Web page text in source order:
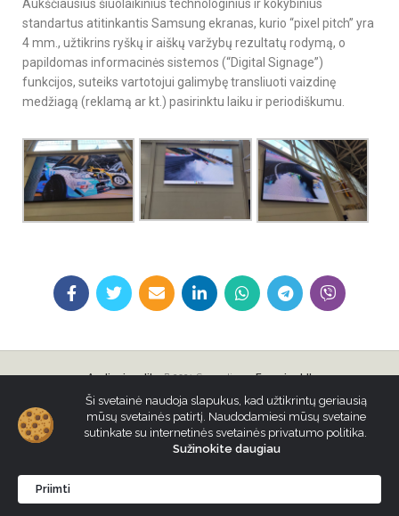
Aukščiausius šiuolaikinius technologinius ir kokybinius
standartus atitinkantis Samsung ekranas, kurio “pixel pitch” yra
4 mm., užtikrins ryškų ir aiškų varžybų rezultatų rodymą, o
papildomas informacinės sistemos (“Digital Signage”)
funkcijos, suteiks vartotojui galimybę transliuoti vaizdinę
medžiagą (reklamą ar kt.) pasirinktu laiku ir periodiškumu.
Audiovizualika 2021 SprendimasE-project.lt
Ši svetainė naudoja slapukus, kad užtikrintų geriausią
mūsų svetainės patirtį. Naudodamiesi mūsų svetaine
sutinkate su internetinės svetainės privatumo politika.
Sužinokite daugiau
Priimti
+370 5 2130324
info@audiovizualika.lt